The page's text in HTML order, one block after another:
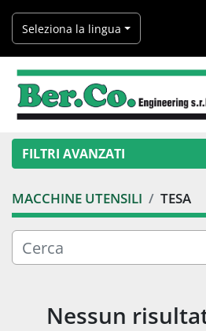
Seleziona la lingua
FILTRI AVANZATI
Categoria
Produttore
Modello
MACCHINE UTENSILI TESA
Nessun